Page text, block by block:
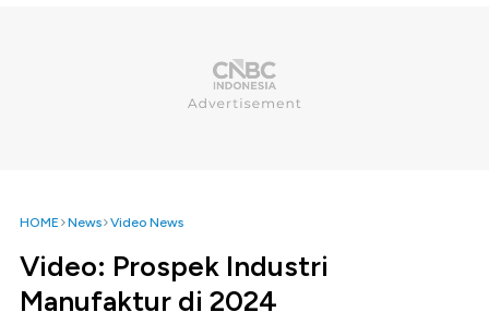
HOME News Video News
Video: Prospek Industri
Manufaktur di 2024